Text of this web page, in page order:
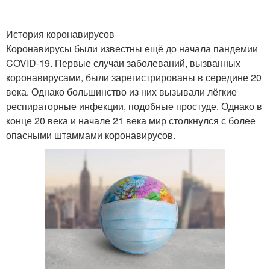
История коронавирусов
Коронавирусы были известны ещё до начала пандемии
COVID-19. Первые случаи заболеваний, вызванных
коронавирусами, были зарегистрированы в середине 20
века. Однако большинство из них вызывали лёгкие
респираторные инфекции, подобные простуде. Однако в
конце 20 века и начале 21 века мир столкнулся с более
опасными штаммами коронавирусов.